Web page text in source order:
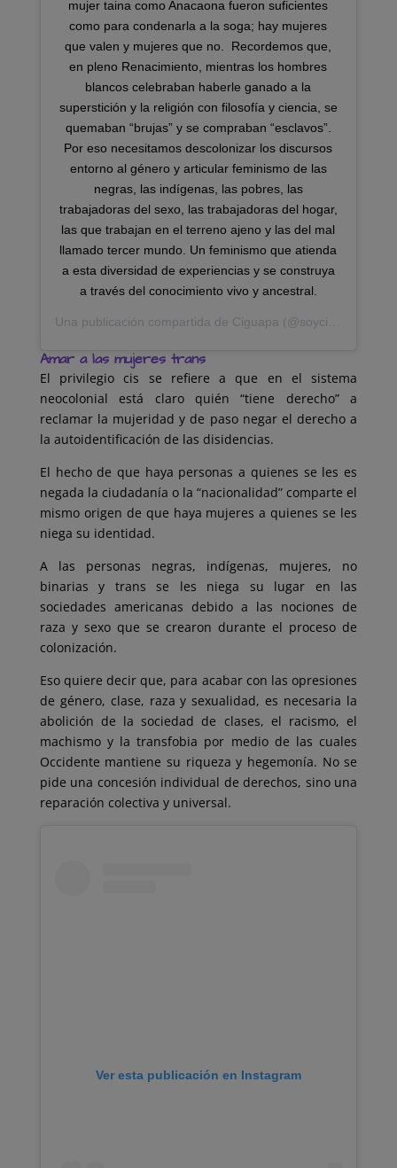
mujer taina como Anacaona fueron suficientes
como para condenarla a la soga; hay mujeres
que valen y mujeres que no.⁣ ⁣ Recordemos que,
en pleno Renacimiento, mientras los hombres
blancos celebraban haberle ganado a la
superstición y la religión con filosofía y ciencia, se
quemaban “brujas” y se compraban “esclavos”.
Por eso necesitamos descolonizar los discursos
entorno al género y articular feminismo de las
negras, las indígenas, las pobres, las
trabajadoras del sexo, las trabajadoras del hogar,
las que trabajan en el terreno ajeno y las del mal
llamado tercer mundo. Un feminismo que atienda
a esta diversidad de experiencias y se construya
a través del conocimiento vivo y ancestral.
Una publicación compartida de Ciguapa (@soyciguapa) el
Amar a las mujeres trans
El privilegio cis se refiere a que en el sistema
neocolonial está claro quién “tiene derecho” a
reclamar la mujeridad y de paso negar el derecho a
la autoidentificación de las disidencias.
El hecho de que haya personas a quienes se les es
negada la ciudadanía o la “nacionalidad” comparte el
mismo origen de que haya mujeres a quienes se les
niega su identidad.
A las personas negras, indígenas, mujeres, no
binarias y trans se les niega su lugar en las
sociedades americanas debido a las nociones de
raza y sexo que se crearon durante el proceso de
colonización.
Eso quiere decir que, para acabar con las opresiones
de género, clase, raza y sexualidad, es necesaria la
abolición de la sociedad de clases, el racismo, el
machismo y la transfobia por medio de las cuales
Occidente mantiene su riqueza y hegemonía. No se
pide una concesión individual de derechos, sino una
reparación colectiva y universal.
Ver esta publicación en Instagram